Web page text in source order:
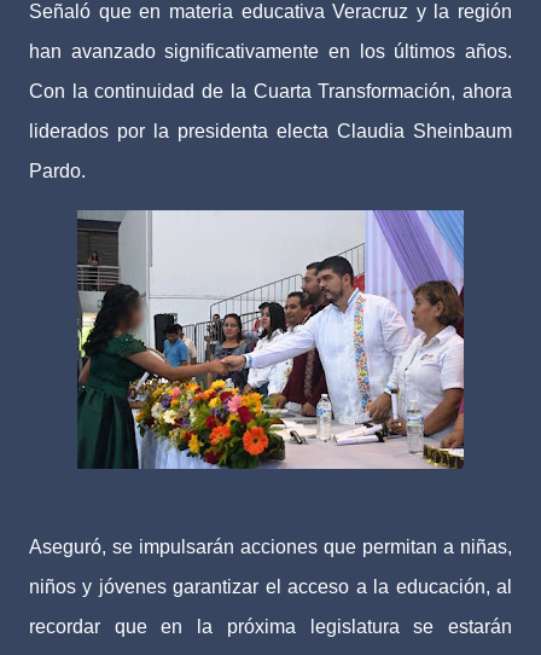
Señaló que en materia educativa Veracruz y la región
han avanzado significativamente en los últimos años.
Con la continuidad de la Cuarta Transformación, ahora
liderados por la presidenta electa Claudia Sheinbaum
Pardo.
Aseguró, se impulsarán acciones que permitan a niñas,
niños y jóvenes garantizar el acceso a la educación, al
recordar que en la próxima legislatura se estarán